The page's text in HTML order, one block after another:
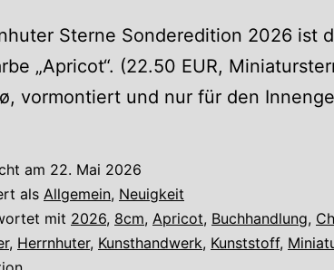
Sterne Sonderedition 2026 ist
„Apricot“. (22.50 EUR,
vormontiert und nur für den
am 22. Mai 2026
als Allgemein, Neuigkeit
mit 2026, 8cm, Apricot, Buchhandlung,
, Herrnhuter, Kunsthandwerk, Kunststoff,